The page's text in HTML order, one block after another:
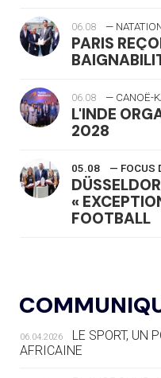
06.08 —
PARIS
06.08 — CANOË-
L'INDE
2028
05.08 — FOCUS
«
FOOTBALL
LE RÊVE
AUX JO «
05.08 — TIR À
DES
06.04.2026
LE SPORT, UN
AFRICAINE